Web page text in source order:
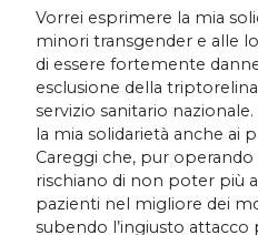
Vorrei esprimere la mia
minori transgender e alle
di essere fortemente
esclusione della
servizio sanitario
la mia solidarietà anche ai
Careggi che, pur operando
rischiano di non poter più
pazienti nel migliore dei
subendo l’ingiusto